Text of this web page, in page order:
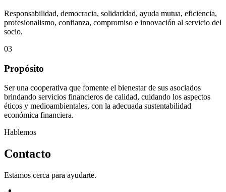
Responsabilidad, democracia, solidaridad, ayuda mutua, eficiencia,
profesionalismo, confianza, compromiso e innovación al servicio del
socio.
03
Propósito
Ser una cooperativa que fomente el bienestar de sus asociados
brindando servicios financieros de calidad, cuidando los aspectos
éticos y medioambientales, con la adecuada sustentabilidad
económica financiera.
Hablemos
Contacto
Estamos cerca para ayudarte.